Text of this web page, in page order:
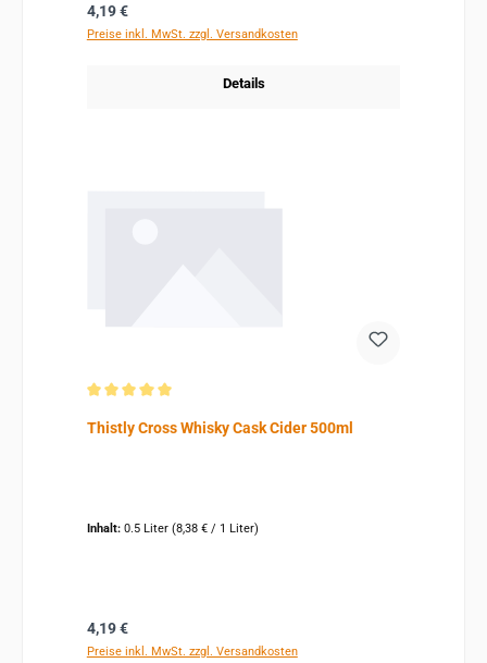
Regulärer Preis:
4,19 €
Preise inkl. MwSt. zzgl. Versandkosten
Details
Thistly Cross Whisky Cask Cider 500ml
Inhalt: 0.5 Liter (8,38 € / 1 Liter)
Regulärer Preis:
4,19 €
Preise inkl. MwSt. zzgl. Versandkosten